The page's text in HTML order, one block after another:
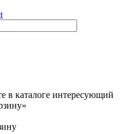
в каталоге интересующий